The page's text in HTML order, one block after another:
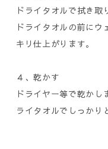
ドライタオルで拭き取
ドライタオルの前にウ
キリ仕上がります。
４、乾かす
ドライヤー等で乾か
ライタオルでしっかり